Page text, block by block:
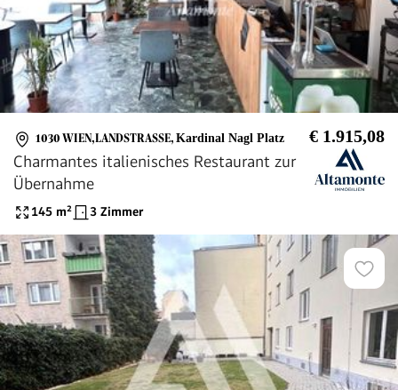
1030 WIEN,LANDSTRASSE , Kardinal Nagl Platz € 1.915,08
Charmantes italienisches Restaurant zur
Übernahme
145 m² 3 Zimmer